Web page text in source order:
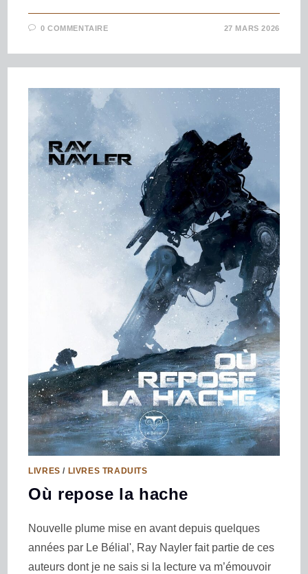
0 COMMENTAIRE 27 MARS 2026
LIVRES / LIVRES TRADUITS
Où repose la hache
Nouvelle plume mise en avant depuis quelques
années par Le Bélial', Ray Nayler fait partie de ces
auteurs dont je ne sais si la lecture va m’émouvoir